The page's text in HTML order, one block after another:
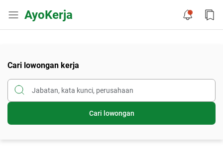
AyoKerja
Cari lowongan kerja
Cari lowongan